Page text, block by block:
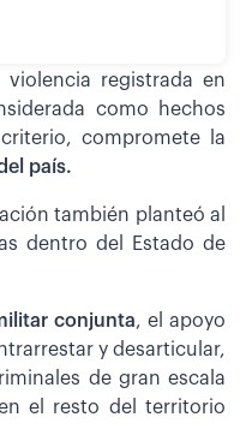
registrada en
como hechos
compromete la
país.
también planteó al
dentro del Estado de
conjunta, el apoyo
y desarticular,
de gran escala
el resto del territorio